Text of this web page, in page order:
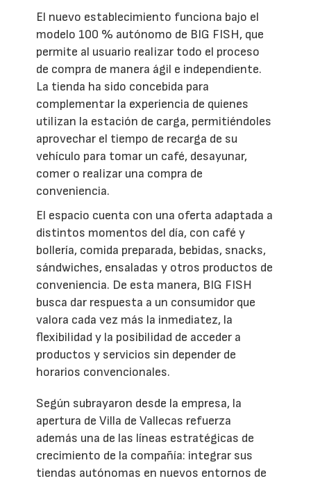
El nuevo establecimiento funciona bajo el
modelo 100 % autónomo de BIG FISH, que
permite al usuario realizar todo el proceso
de compra de manera ágil e independiente.
La tienda ha sido concebida para
complementar la experiencia de quienes
utilizan la estación de carga, permitiéndoles
aprovechar el tiempo de recarga de su
vehículo para tomar un café, desayunar,
comer o realizar una compra de
conveniencia.
El espacio cuenta con una oferta adaptada a
distintos momentos del día, con café y
bollería, comida preparada, bebidas, snacks,
sándwiches, ensaladas y otros productos de
conveniencia. De esta manera, BIG FISH
busca dar respuesta a un consumidor que
valora cada vez más la inmediatez, la
flexibilidad y la posibilidad de acceder a
productos y servicios sin depender de
horarios convencionales.
Según subrayaron desde la empresa, la
apertura de Villa de Vallecas refuerza
además una de las líneas estratégicas de
crecimiento de la compañía: integrar sus
tiendas autónomas en nuevos entornos de